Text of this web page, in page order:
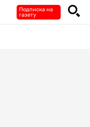
Подписка на
газету